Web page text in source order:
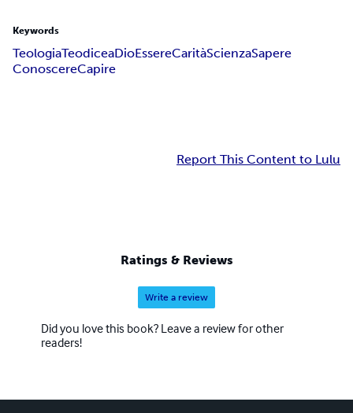
Keywords
TeologiaTeodiceaDioEssereCaritàScienzaSapere
ConoscereCapire
Report This Content to Lulu
Ratings & Reviews
Write a review
Did you love this book? Leave a review for other
readers!